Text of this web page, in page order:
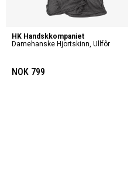
Damehanske Hjortskinn, Ullfôr
HK Handskkompaniet
NOK 799